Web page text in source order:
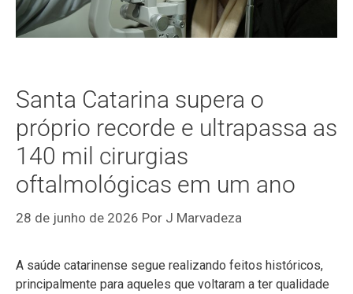
Santa Catarina supera o
próprio recorde e ultrapassa as
140 mil cirurgias
oftalmológicas em um ano
28 de junho de 2026 Por J Marvadeza
A saúde catarinense segue realizando feitos históricos,
principalmente para aqueles que voltaram a ter qualidade